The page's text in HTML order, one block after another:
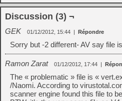
Discussion (3) ¬
GEK 01/12/2012, 15:44 | Répondre
Sorry but -2 different- AV say file
Ramon Zarat 01/12/2012, 17:44 |
The « problematic » file is «
/Naomi. According to
scanner engine found this file to